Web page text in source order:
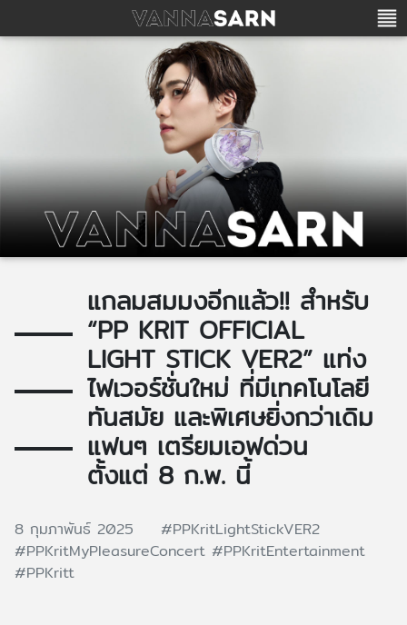
แกลมสมมงอีกแล้ว!! สำหรับ
“PP KRIT OFFICIAL
LIGHT STICK VER2” แท่ง
ไฟเวอร์ชั่นใหม่ ที่มีเทคโนโลยี
ทันสมัย และพิเศษยิ่งกว่าเดิม
แฟนๆ เตรียมเอฟด่วน
ตั้งแต่ 8 ก.พ. นี้
8 กุมภาพันธ์ 2025
#PPKritLightStickVER2
#PPKritMyPleasureConcert #PPKritEntertainment
#PPKritt